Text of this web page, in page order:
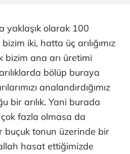
yaklaşık olarak 100
iki, hatta üç arılığımız
bizim ana arı üretimi
bölüp buraya
analandırdığımız
bir arılık. Yani burada
fazla olmasa da
buçuk tonun üzerinde bir
hasat ettiğimizde